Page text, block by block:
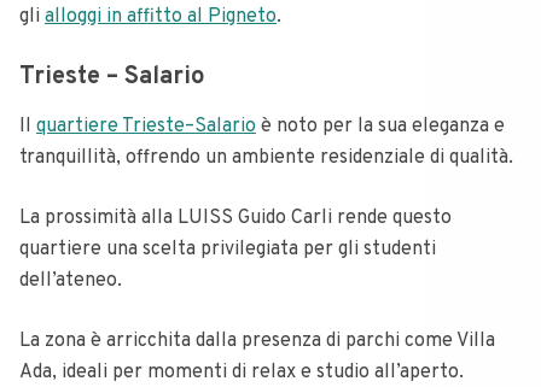
gli alloggi in affitto al Pigneto.
Trieste – Salario
Il quartiere Trieste–Salario è noto per la sua eleganza e
tranquillità, offrendo un ambiente residenziale di qualità.
La prossimità alla LUISS Guido Carli rende questo
quartiere una scelta privilegiata per gli studenti
dell’ateneo.
La zona è arricchita dalla presenza di parchi come Villa
Ada, ideali per momenti di relax e studio all’aperto.